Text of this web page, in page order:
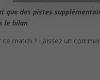
que des pistes
le bilan.
ce match ? Laissez un